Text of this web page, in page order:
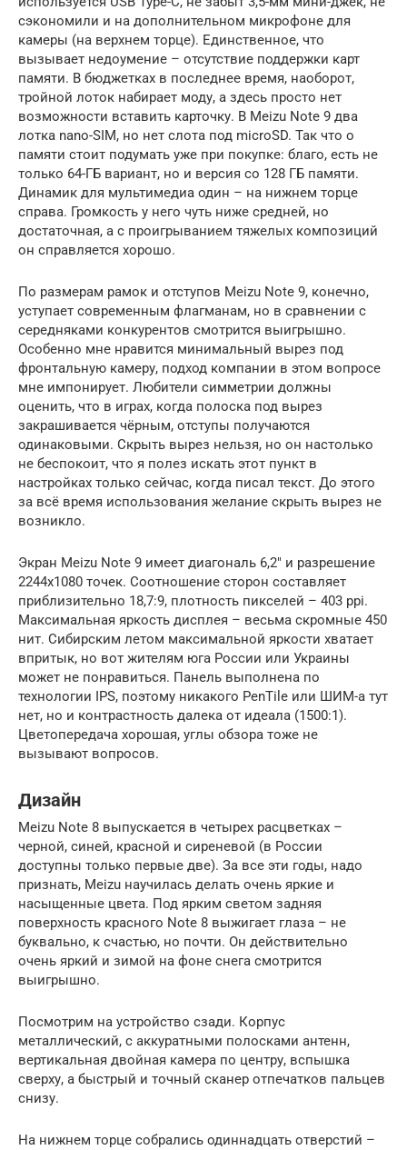
сэкономили и на дополнительном микрофоне для
камеры (на верхнем торце). Единственное, что
вызывает недоумение – отсутствие поддержки карт
памяти. В бюджетках в последнее время, наоборот,
тройной лоток набирает моду, а здесь просто нет
возможности вставить карточку. В Meizu Note 9 два
лотка nano-SIM, но нет слота под microSD. Так что о
памяти стоит подумать уже при покупке: благо, есть не
только 64-ГБ вариант, но и версия со 128 ГБ памяти.
Динамик для мультимедиа один – на нижнем торце
справа. Громкость у него чуть ниже средней, но
достаточная, а с проигрыванием тяжелых композиций
он справляется хорошо.
По размерам рамок и отступов Meizu Note 9, конечно,
уступает современным флагманам, но в сравнении с
середняками конкурентов смотрится выигрышно.
Особенно мне нравится минимальный вырез под
фронтальную камеру, подход компании в этом вопросе
мне импонирует. Любители симметрии должны
оценить, что в играх, когда полоска под вырез
закрашивается чёрным, отступы получаются
одинаковыми. Скрыть вырез нельзя, но он настолько
не беспокоит, что я полез искать этот пункт в
настройках только сейчас, когда писал текст. До этого
за всё время использования желание скрыть вырез не
возникло.
Экран Meizu Note 9 имеет диагональ 6,2″ и разрешение
2244х1080 точек. Соотношение сторон составляет
приблизительно 18,7:9, плотность пикселей – 403 ppi.
Максимальная яркость дисплея – весьма скромные 450
нит. Сибирским летом максимальной яркости хватает
впритык, но вот жителям юга России или Украины
может не понравиться. Панель выполнена по
технологии IPS, поэтому никакого PenTile или ШИМ-а тут
нет, но и контрастность далека от идеала (1500:1).
Цветопередача хорошая, углы обзора тоже не
вызывают вопросов.
Дизайн
Meizu Note 8 выпускается в четырех расцветках –
черной, синей, красной и сиреневой (в России
доступны только первые две). За все эти годы, надо
признать, Meizu научилась делать очень яркие и
насыщенные цвета. Под ярким светом задняя
поверхность красного Note 8 выжигает глаза – не
буквально, к счастью, но почти. Он действительно
очень яркий и зимой на фоне снега смотрится
выигрышно.
Посмотрим на устройство сзади. Корпус
металлический, с аккуратными полосками антенн,
вертикальная двойная камера по центру, вспышка
сверху, а быстрый и точный сканер отпечатков пальцев
снизу.
На нижнем торце собрались одиннадцать отверстий –